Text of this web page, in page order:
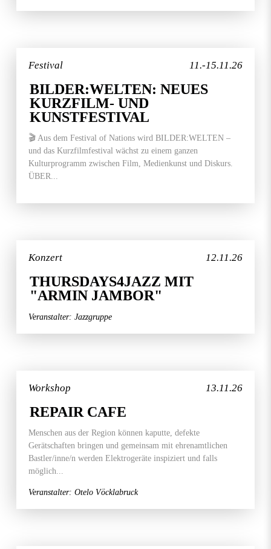
11.-15.11.26
Festival
BILDER:WELTEN: NEUES
KURZFILM- UND
KUNSTFESTIVAL
🎬 Aus dem Festival of Nations wird BILDER:WELTEN –
und das Kurzfilmfestival wächst zu einem ganzen
Kulturprogramm zwischen Film, Medienkunst und Diskurs.
ÜBER...
12.11.26
Konzert
THURSDAYS4JAZZ MIT
"ARMIN JAMBOR"
Veranstalter: Jazzgruppe
13.11.26
Workshop
REPAIR CAFE
Menschen aus der Region können kaputte, defekte
Gerätschaften bringen und gemeinsam mit ehrenamtlichen
Bastler/inne/n werden Elektrogeräte inspiziert und falls
möglich...
Veranstalter: Otelo Vöcklabruck